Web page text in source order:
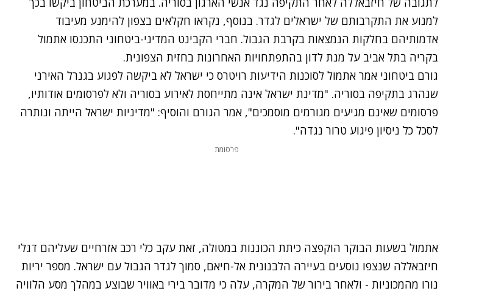
למנוע את התקרבותם של ישראלים לגדר. בנוסף, נקראו חקלאים בצפון להימנע מעיבוד
אדמותיהם בחלקות הנמצאות בקרבת הגבול. חברי הקבינט המדיני-ביטחוני התכנסו אתמול
בקריה בתל אביב על מנת לדון בהתפתחויות האחרונות בחזית הצפונית.
גורם ביטחוני אמר אתמול לסוכנות הידיעות רויטרס כי ישראל לא ביקשה לפגוע בגנרל האירני
שנהרג בתקיפה בסוריה. "מדינת ישראל אינה מתייחסת לאירוע בסוריה ולא לפרסומים אודותיו,
פרסומים שאינם מגיעים מגורמים מוסמכים", אמר הגורם והוסיף: "מדיניות ישראל הייתה ונותרה
לסכל כל ניסיון פיגוע טרור נגדה".
פרסומת
אתמול בשעות הבוקר הוקפצה כיתת הכוננות במטולה, זאת עקב כלי רכב אזרחיים שעליהם דגלי
חיזבאללה שנצפו נוסעים בעיירה הלבנונית אל-חיאם, סמוך לגדר הגבול עם ישראל. מספר יריות
נורו מהמכוניות - ולאחר בירור של המקרה, עלה כי מדובר בירי באוויר שבוצע במהלך מסע הלוויה